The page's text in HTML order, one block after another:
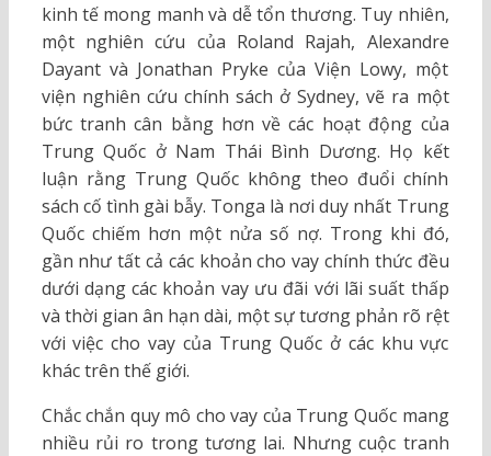
kinh tế mong manh và dễ tổn thương. Tuy nhiên,
một nghiên cứu của Roland Rajah, Alexandre
Dayant và Jonathan Pryke của Viện Lowy, một
viện nghiên cứu chính sách ở Sydney, vẽ ra một
bức tranh cân bằng hơn về các hoạt động của
Trung Quốc ở Nam Thái Bình Dương. Họ kết
luận rằng Trung Quốc không theo đuổi chính
sách cố tình gài bẫy. Tonga là nơi duy nhất Trung
Quốc chiếm hơn một nửa số nợ. Trong khi đó,
gần như tất cả các khoản cho vay chính thức đều
dưới dạng các khoản vay ưu đãi với lãi suất thấp
và thời gian ân hạn dài, một sự tương phản rõ rệt
với việc cho vay của Trung Quốc ở các khu vực
khác trên thế giới.
Chắc chắn quy mô cho vay của Trung Quốc mang
nhiều rủi ro trong tương lai. Nhưng cuộc tranh